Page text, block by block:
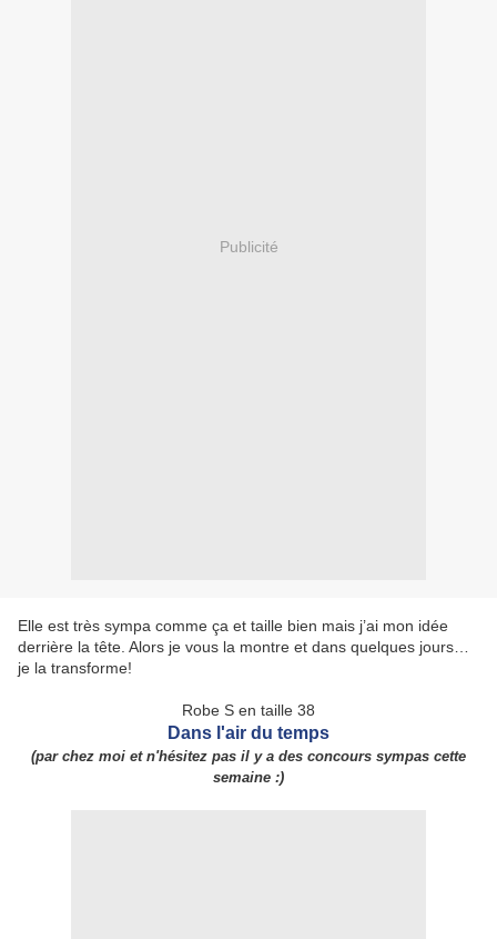
Publicité
Elle est très sympa comme ça et taille bien mais j’ai mon idée
derrière la tête. Alors je vous la montre et dans quelques jours…
je la transforme!
Robe S en taille 38
Dans l'air du temps
(par chez moi et n'hésitez pas il y a des concours sympas cette
semaine :)